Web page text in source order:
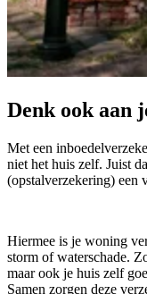
Denk ook aan
Met een
niet het huis zelf. Juist
(opstalverzekering) een
Hiermee is je woning
storm of waterschade.
maar ook je huis zelf
Samen zorgen deze